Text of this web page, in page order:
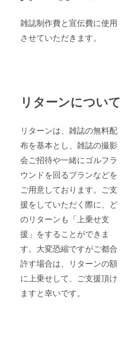
雑誌制作費と宣伝費に使用
させていただきます。
リターンについて
リターンは、雑誌の無料配
布を基本とし、雑誌の撮影
会ご招待や一緒にゴルフラ
ウンドを回るプランなどを
ご用意しております。ご支
援をしていただく際に、ど
のリターンも「上乗せ支
援」をすることができま
す。大変恐縮ですがご都合
許す場合は、リターンの額
に上乗せして、ご支援頂け
ますと幸いです。